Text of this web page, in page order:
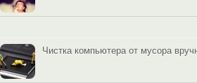
Чистка компьютера от мусора